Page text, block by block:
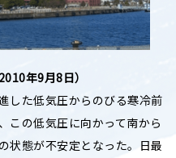
年9月8日）
した低気圧からのびる寒冷前
この低気圧に向かって南から
状態が不安定となった。日最